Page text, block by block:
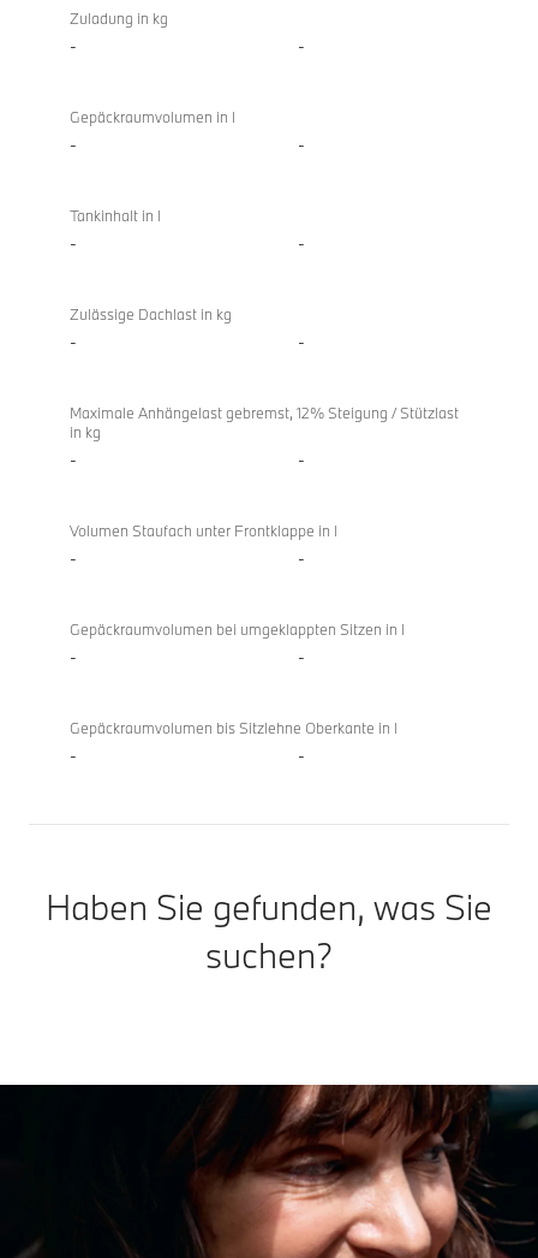
Zuladung in kg
- -
Gepäckraumvolumen in l
- -
Tankinhalt in l
- -
Zulässige Dachlast in kg
- -
Maximale Anhängelast gebremst, 12% Steigung / Stützlast
in kg
- -
Volumen Staufach unter Frontklappe in l
- -
Gepäckraumvolumen bei umgeklappten Sitzen in l
- -
Gepäckraumvolumen bis Sitzlehne Oberkante in l
- -
Haben Sie gefunden, was Sie
suchen?